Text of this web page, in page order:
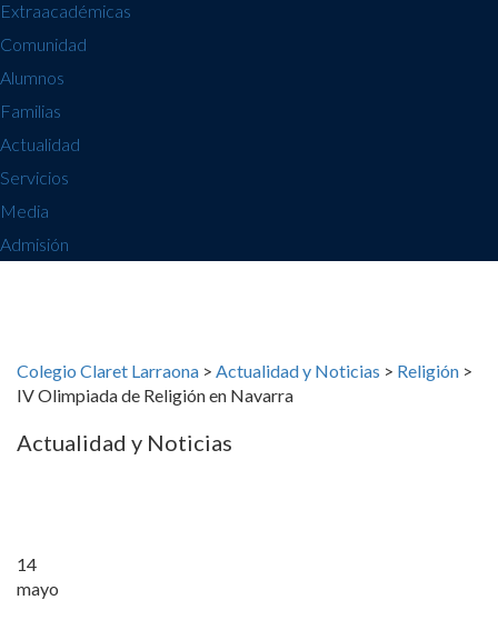
Extraacadémicas
Comunidad
Alumnos
Familias
Actualidad
Servicios
Media
Admisión
Colegio Claret Larraona > Actualidad y Noticias > Religión >
IV Olimpiada de Religión en Navarra
Actualidad y Noticias
14
mayo